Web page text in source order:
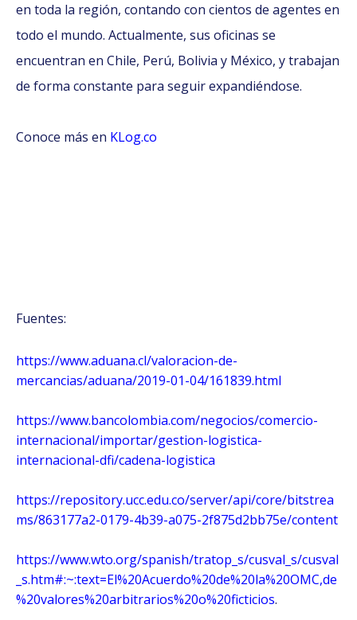
en toda la región, contando con cientos de agentes en
todo el mundo. Actualmente, sus oficinas se
encuentran en Chile, Perú, Bolivia y México, y trabajan
de forma constante para seguir expandiéndose.
Conoce más en KLog.co
Fuentes:
https://www.aduana.cl/valoracion-de-
mercancias/aduana/2019-01-04/161839.html
https://www.bancolombia.com/negocios/comercio-
internacional/importar/gestion-logistica-
internacional-dfi/cadena-logistica
https://repository.ucc.edu.co/server/api/core/bitstrea
ms/863177a2-0179-4b39-a075-2f875d2bb75e/content
https://www.wto.org/spanish/tratop_s/cusval_s/cusval
_s.htm#:~:text=El%20Acuerdo%20de%20la%20OMC,de
%20valores%20arbitrarios%20o%20ficticios.